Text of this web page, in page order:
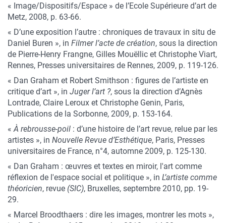
« Image/Dispositifs/Espace » de l’Ecole Supérieure d’art de
Metz, 2008, p. 63-66.
« D’une exposition l’autre : chroniques de travaux in situ de
Daniel Buren », in Filmer l’acte de création, sous la direction
de Pierre-Henry Frangne, Gilles Mouëllic et Christophe Viart,
Rennes, Presses universitaires de Rennes, 2009, p. 119-126.
« Dan Graham et Robert Smithson : figures de l’artiste en
critique d’art », in Juger l’art ?, sous la direction d’Agnès
Lontrade, Claire Leroux et Christophe Genin, Paris,
Publications de la Sorbonne, 2009, p. 153-164.
«À rebrousse-poil : d’une histoire de l’art revue, relue par les
artistes », in Nouvelle Revue d’Esthétique, Paris, Presses
universitaires de France, n°4, automne 2009, p. 125-130.
« Dan Graham : œuvres et textes en miroir, l'art comme
réflexion de l'espace social et politique », in L’artiste comme
théoricien, revue (SIC), Bruxelles, septembre 2010, pp. 19-
29.
« Marcel Broodthaers : dire les images, montrer les mots »,